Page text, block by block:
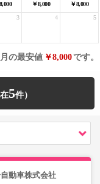
￥8,000 ￥8,000
3 4 5
の最安値 ￥8,000です。
5
動車株式会社